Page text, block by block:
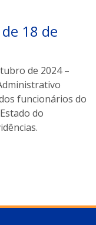
18 de
de 2024 –
funcionários do
do